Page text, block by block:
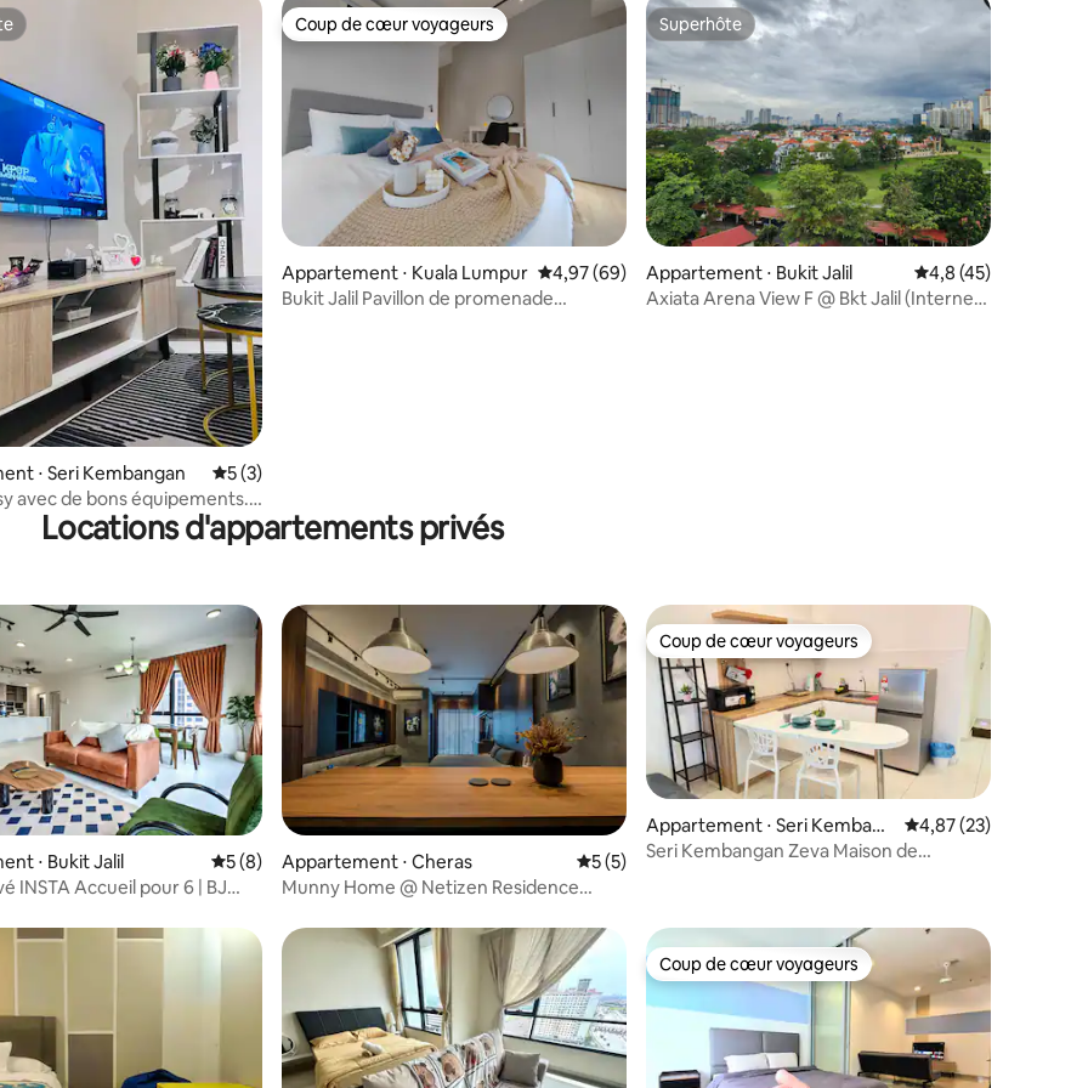
la base de 45 commentaires : 4,84 sur 5
⋅ Seri Kembangan Évaluation moyenne sur la base de 3 commentaires : 5 sur 5
5 (3)
avec de bons équipements.
familles
Coup de cœur voyageurs
Coup de cœur voyageurs
Appartement ⋅ Kuala Lumpur Évaluation moyenne sur la base de 69 commentaires : 4,97 sur 5
4,97 (69)
Bukit Jalil Pavillon de promenade
Superhôte
Superhôte
Appartement ⋅ Bukit Jalil Évaluation
4,8 (45)
Axiata Arena View F @ Bkt Jalil (Internet
Locations d'appartements privés
la base de 63 commentaires : 4,84 sur 5
⋅ Bukit Jalil Évaluation moyenne sur la base de 8 commentaires : 5 sur 5
5 (8)
INSTA Accueil pour 6 | BJ
Appartement ⋅ Cheras Évaluation moyenne sur la base de 5 commentaires : 5 sur 5
5 (5)
Munny Home @ Netizen Residence
Coup de cœur voyageurs
Coup de cœur voyageurs
Appartement ⋅ Seri Kembang
an
Évaluation moyenne
4,87 (23)
Seri Kembangan Zeva Maison de
Coup de cœur voyageurs
Coup de cœur voyageurs